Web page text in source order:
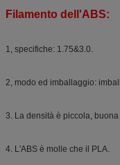
Filamento dell'ABS:
1, specifiche: 1.75&3.0.
2, modo ed imballaggio:
3. La densità è piccola,
4. L'ABS è molle che il PLA.